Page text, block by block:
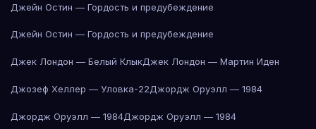
Джейн Остин — Гордость и предубеждение
Джейн Остин — Гордость и предубеждение
Джек Лондон — Белый КлыкДжек Лондон — Мартин Иден
Джозеф Хеллер — Уловка-22Джордж Оруэлл — 1984
Джордж Оруэлл — 1984Джордж Оруэлл — 1984